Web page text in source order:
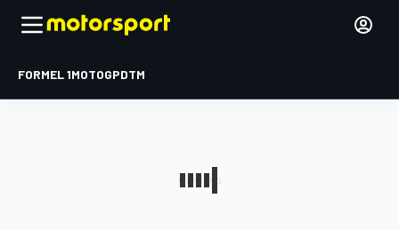
FORMEL 1MOTOGPDTM